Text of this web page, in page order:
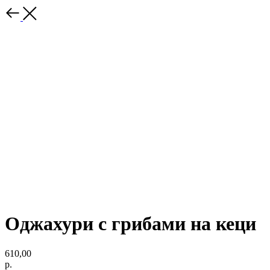
Оджахури с грибами на кеци
610,00
р.